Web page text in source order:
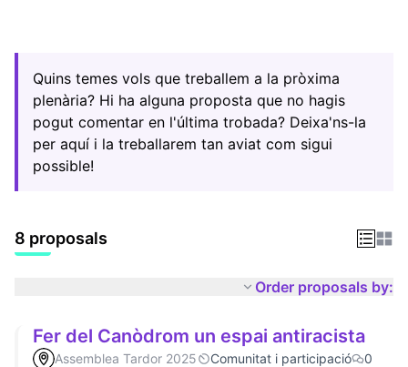
Quins temes vols que treballem a la pròxima
plenària? Hi ha alguna proposta que no hagis
pogut comentar en l'última trobada? Deixa'ns-la
per aquí i la treballarem tan aviat com sigui
possible!
8 proposals
Order proposals by:
Fer del Canòdrom un espai antiracista
Assemblea Tardor 2025 Comunitat i participació
0